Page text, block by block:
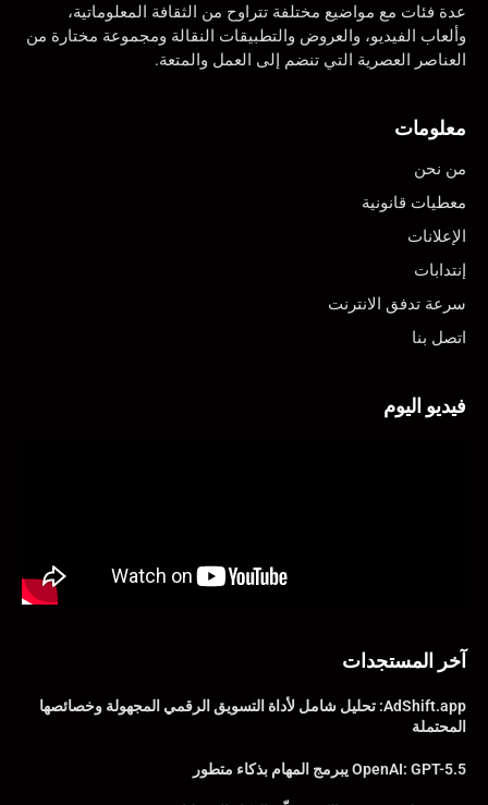
عدة فئات مع مواضيع مختلفة تتراوح من الثقافة المعلوماتية،
وألعاب الفيديو، والعروض والتطبيقات النقالة ومجموعة مختارة من
العناصر العصرية التي تنضم إلى العمل والمتعة.
معلومات
من نحن
معطيات قانونية
الإعلانات
إنتدابات
سرعة تدفق الانترنت
اتصل بنا
فيديو اليوم
آخر المستجدات
AdShift.app: تحليل شامل لأداة التسويق الرقمي المجهولة وخصائصها
المحتملة
OpenAI: GPT-5.5 يبرمج المهام بذكاء متطور